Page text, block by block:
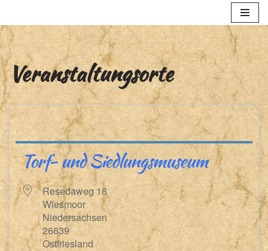
Zum
Inhalt
springen
Veranstaltungsorte
Torf- und Siedlungsmuseum
Resedaweg 18
Wiesmoor
Niedersachsen
26639
Ostfriesland